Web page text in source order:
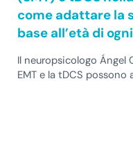
come adattare la
base all’età di
Il neuropsicologo Ángel
EMT e la tDCS possono